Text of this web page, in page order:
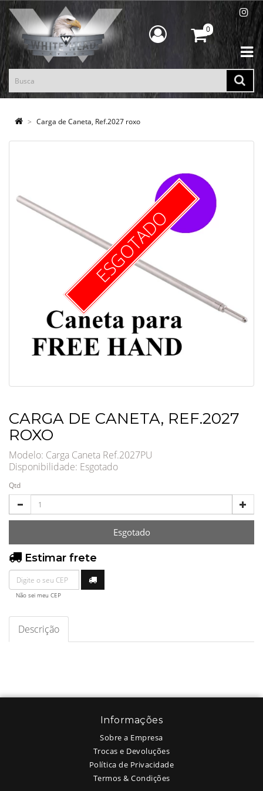
0
Carga de Caneta, Ref.2027 roxo
ESGOTADO
CARGA DE CANETA, REF.2027
ROXO
Modelo: Carga Caneta Ref.2027PU
Disponibilidade: Esgotado
Qtd
Esgotado
Estimar frete
Não sei meu CEP
Descrição
Informações
Sobre a Empresa
Trocas e Devoluções
Política de Privacidade
Termos & Condições